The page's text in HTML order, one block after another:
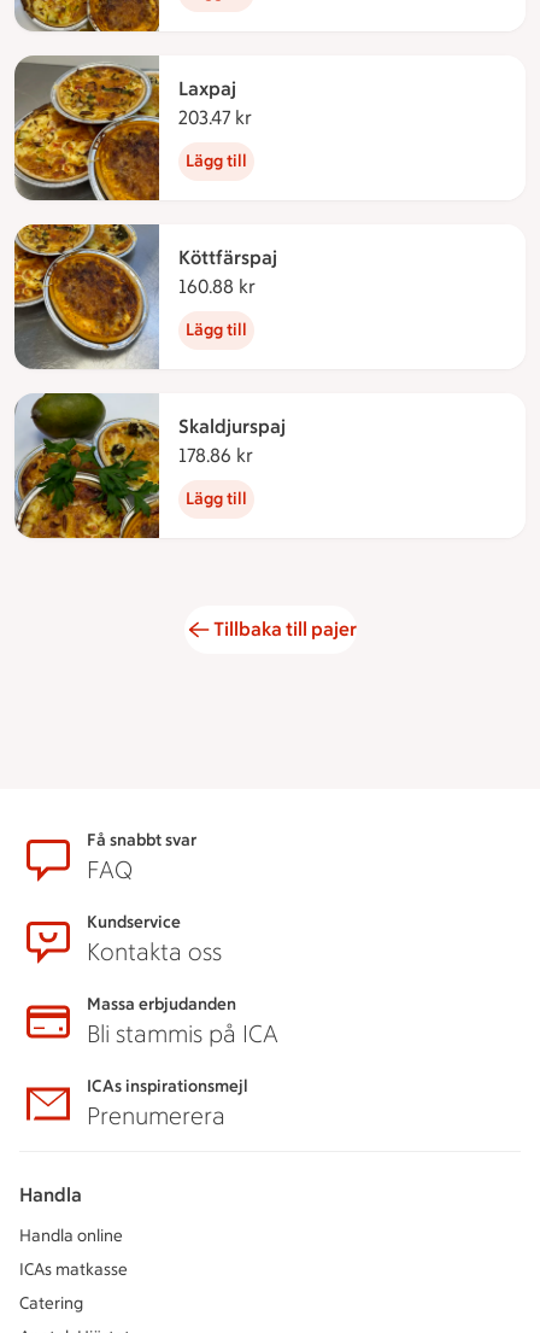
Laxpaj
203.47 kr
Lägg till
Köttfärspaj
160.88 kr
Lägg till
Skaldjurspaj
178.86 kr
Lägg till
Tillbaka till pajer
SidfotFå snabbt svar
FAQ
Kundservice
Kontakta oss
Massa erbjudanden
Bli stammis på ICA
ICAs inspirationsmejl
Prenumerera
Handla
Handla online
ICAs matkasse
Catering